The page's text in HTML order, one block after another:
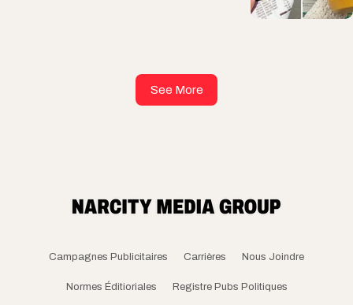
See More
Campagnes Publicitaires Carrières Nous Joindre
Normes Éditioriales Registre Pubs Politiques